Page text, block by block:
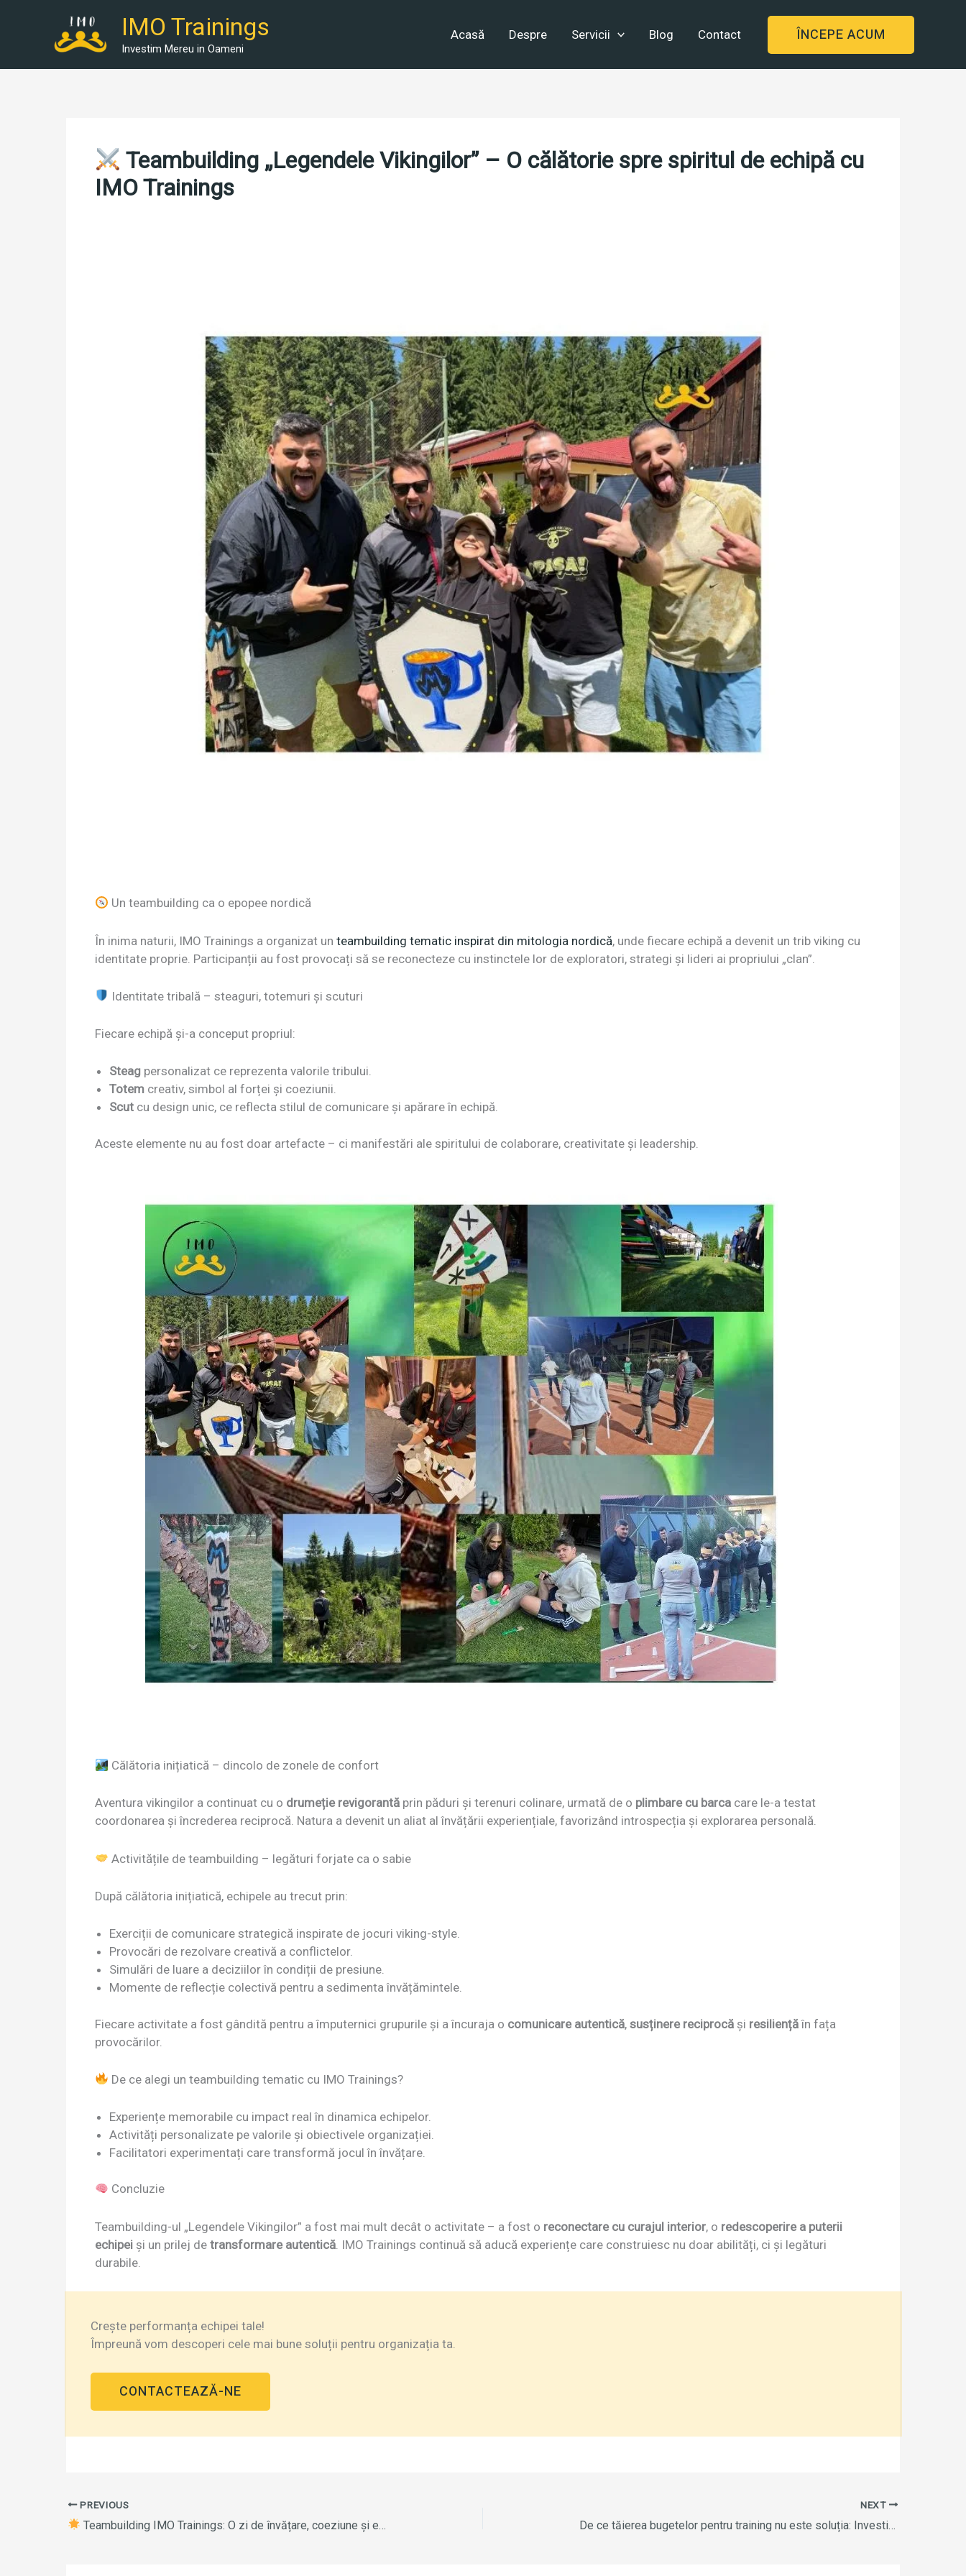
IMO Trainings
Investim Mereu in Oameni
Acasă Despre Servicii Blog Contact ÎNCEPE ACUM
Teambuilding „Legendele Vikingilor” – O călătorie spre spiritul de echipă cu
IMO Trainings
Un teambuilding ca o epopee nordică
În inima naturii, IMO Trainings a organizat un teambuilding tematic inspirat din mitologia nordică, unde fiecare echipă a devenit un trib viking cu
identitate proprie. Participanții au fost provocați să se reconecteze cu instinctele lor de exploratori, strategi și lideri ai propriului „clan”.
Identitate tribală – steaguri, totemuri și scuturi
Fiecare echipă și-a conceput propriul:
Steag personalizat ce reprezenta valorile tribului.
Totem creativ, simbol al forței și coeziunii.
Scut cu design unic, ce reflecta stilul de comunicare și apărare în echipă.
Aceste elemente nu au fost doar artefacte – ci manifestări ale spiritului de colaborare, creativitate și leadership.
Călătoria inițiatică – dincolo de zonele de confort
Aventura vikingilor a continuat cu o drumeție revigorantă prin păduri și terenuri colinare, urmată de o plimbare cu barca care le-a testat
coordonarea și încrederea reciprocă. Natura a devenit un aliat al învățării experiențiale, favorizând introspecția și explorarea personală.
Activitățile de teambuilding – legături forjate ca o sabie
După călătoria inițiatică, echipele au trecut prin:
Exerciții de comunicare strategică inspirate de jocuri viking-style.
Provocări de rezolvare creativă a conflictelor.
Simulări de luare a deciziilor în condiții de presiune.
Momente de reflecție colectivă pentru a sedimenta învățămintele.
Fiecare activitate a fost gândită pentru a împuternici grupurile și a încuraja o comunicare autentică, susținere reciprocă și resiliențăîn fața
provocărilor.
De ce alegi un teambuilding tematic cu IMO Trainings?
Experiențe memorabile cu impact real în dinamica echipelor.
Activități personalizate pe valorile și obiectivele organizației.
Facilitatori experimentați care transformă jocul în învățare.
Concluzie
Teambuilding-ul „Legendele Vikingilor” a fost mai mult decât o activitate – a fost o reconectare cu curajul interior, o redescoperire a puterii
echipei și un prilej de transformare autentică . IMO Trainings continuă să aducă experiențe care construiesc nu doar abilități, ci și legături
durabile.
Crește performanța echipei tale!
Împreună vom descoperi cele mai bune soluții pentru organizația ta.
CONTACTEAZĂ-NE
PREVIOUS
Teambuilding IMO Trainings: O zi de învățare, coeziune și evoluție personală
NEXT
De ce tăierea bugetelor pentru training nu este soluția: Investiția în educație continuă salvează companii